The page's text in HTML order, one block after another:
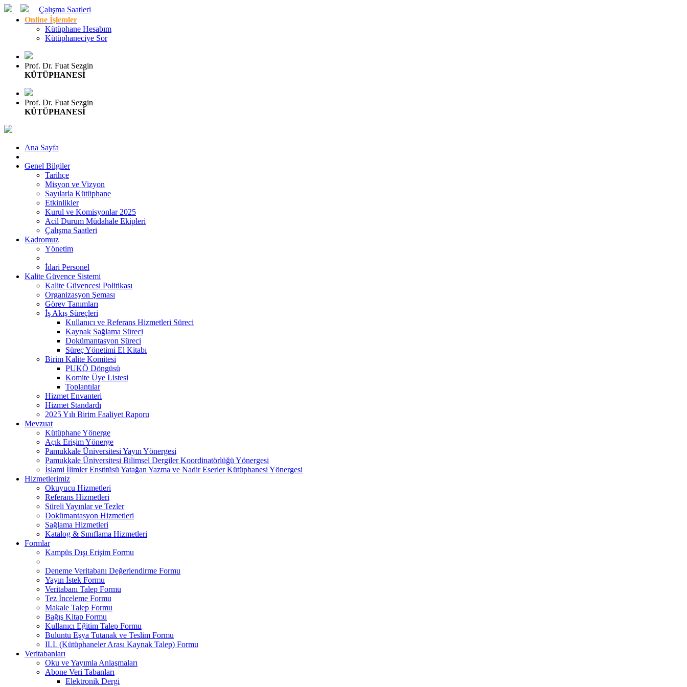
Çalışma Saatleri
Online İşlemler
Kütüphane Hesabım
Kütüphaneciye Sor
Prof. Dr. Fuat Sezgin
KÜTÜPHANESİ
Prof. Dr. Fuat Sezgin
KÜTÜPHANESİ
Ana Sayfa
Genel Bilgiler
Tarihçe
Misyon ve Vizyon
Sayılarla Kütüphane
Etkinlikler
Kurul ve Komisyonlar 2025
Acil Durum Müdahale Ekipleri
Çalışma Saatleri
Kadromuz
Yönetim
İdari Personel
Kalite Güvence Sistemi
Kalite Güvencesi Politikası
Organizasyon Şeması
Görev Tanımları
İş Akış Süreçleri
Kullanıcı ve Referans Hizmetleri Süreci
Kaynak Sağlama Süreci
Dokümantasyon Süreci
Süreç Yönetimi El Kitabı
Birim Kalite Komitesi
PUKÖ Döngüsü
Komite Üye Listesi
Toplantılar
Hizmet Envanteri
Hizmet Standardı
2025 Yılı Birim Faaliyet Raporu
Mevzuat
Kütüphane Yönerge
Açık Erişim Yönerge
Pamukkale Üniversitesi Yayın Yönergesi
Pamukkale Üniversitesi Bilimsel Dergiler Koordinatörlüğü Yönergesi
İslami İlimler Enstitüsü Yatağan Yazma ve Nadir Eserler Kütüphanesi Yönergesi
Hizmetlerimiz
Okuyucu Hizmetleri
Referans Hizmetleri
Süreli Yayınlar ve Tezler
Dokümantasyon Hizmetleri
Sağlama Hizmetleri
Katalog & Sınıflama Hizmetleri
Formlar
Kampüs Dışı Erişim Formu
Deneme Veritabanı Değerlendirme Formu
Yayın İstek Formu
Veritabanı Talep Formu
Tez İnceleme Formu
Makale Talep Formu
Bağış Kitap Formu
Kullanıcı Eğitim Talep Formu
Buluntu Eşya Tutanak ve Teslim Formu
ILL (Kütüphaneler Arası Kaynak Talep) Formu
Veritabanları
Oku ve Yayımla Anlaşmaları
Abone Veri Tabanları
Elektronik Dergi